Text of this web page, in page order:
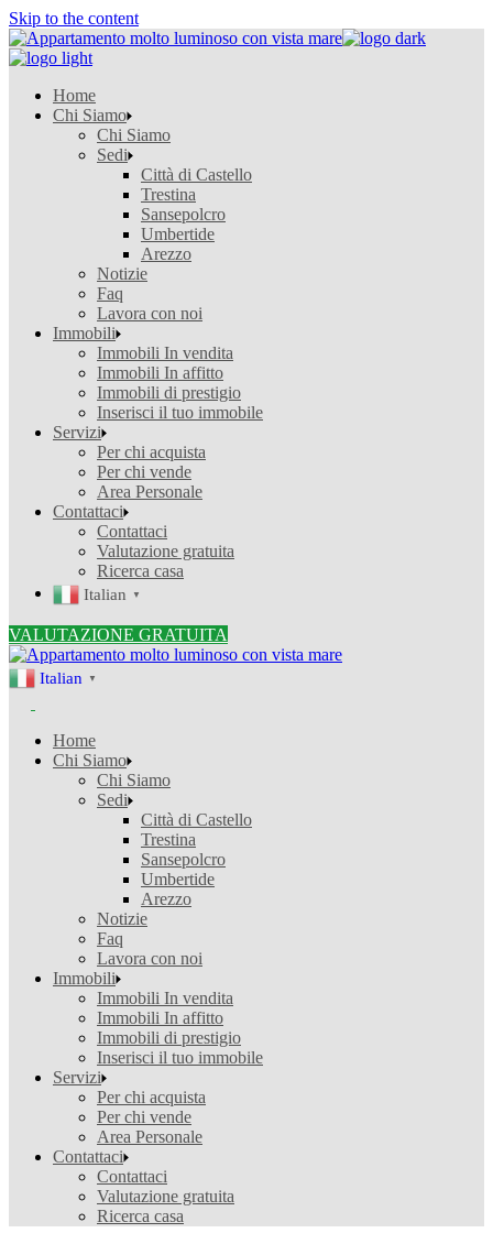
Skip to the content
Home
Chi Siamo
Chi Siamo
Sedi
Città di Castello
Trestina
Sansepolcro
Umbertide
Arezzo
Notizie
Faq
Lavora con noi
Immobili
Immobili In vendita
Immobili In affitto
Immobili di prestigio
Inserisci il tuo immobile
Servizi
Per chi acquista
Per chi vende
Area Personale
Contattaci
Contattaci
Valutazione gratuita
Ricerca casa
Italian ▼
VALUTAZIONE GRATUITA
Italian ▼
Home
Chi Siamo
Chi Siamo
Sedi
Città di Castello
Trestina
Sansepolcro
Umbertide
Arezzo
Notizie
Faq
Lavora con noi
Immobili
Immobili In vendita
Immobili In affitto
Immobili di prestigio
Inserisci il tuo immobile
Servizi
Per chi acquista
Per chi vende
Area Personale
Contattaci
Contattaci
Valutazione gratuita
Ricerca casa